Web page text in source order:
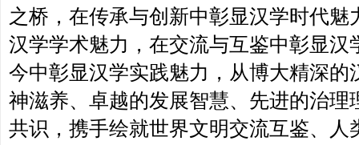
之桥，在传承与创新中彰显汉学时代
汉学学术魅力，在交流与互鉴中彰显汉
今中彰显汉学实践魅力，从博大精深的
神滋养、卓越的发展智慧、先进的治理
共识，携手绘就世界文明交流互鉴、人